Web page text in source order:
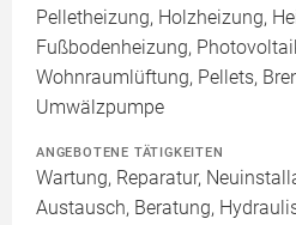
Pelletheizung, Holzheizung,
Fußbodenheizung,
Wohnraumlüftung, Pellets,
Umwälzpumpe
ANGEBOTENE TÄTIGKEITEN
Wartung, Reparatur,
Austausch, Beratung,